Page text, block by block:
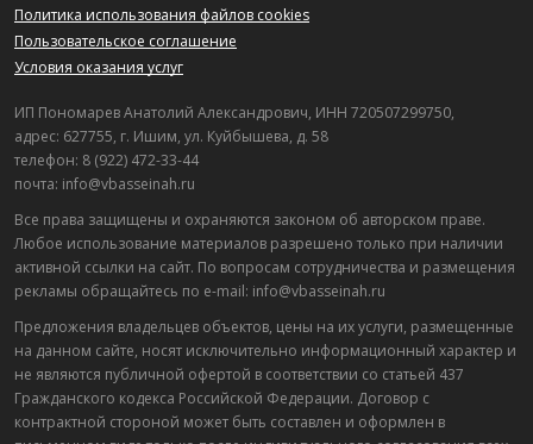
Политика использования файлов cookies
Пользовательское соглашение
Условия оказания услуг
ИП Пономарев Анатолий Александрович, ИНН 720507299750,
адрес: 627755, г. Ишим, ул. Куйбышева, д. 58
телефон: 8 (922) 472-33-44
почта: info@vbasseinah.ru
Все права защищены и охраняются законом об авторском праве.
Любое использование материалов разрешено только при наличии
активной ссылки на сайт. По вопросам сотрудничества и размещения
рекламы обращайтесь по e-mail: info@vbasseinah.ru
Предложения владельцев объектов, цены на их услуги, размещенные
на данном сайте, носят исключительно информационный характер и
не являются публичной офертой в соответствии со статьей 437
Гражданского кодекса Российской Федерации. Договор с
контрактной стороной может быть составлен и оформлен в